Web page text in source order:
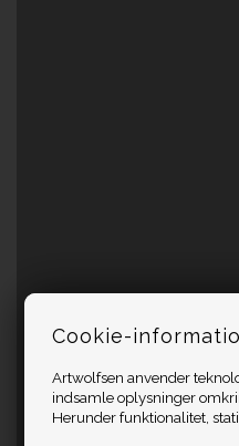
Cookie-
Artwolfsen anvender
indsamle oplysninger
Herunder funktionalitet,